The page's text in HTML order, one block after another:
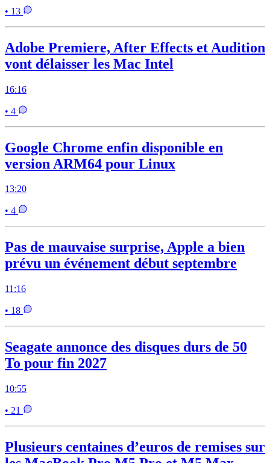
• 13
Adobe Premiere, After Effects et Audition
vont délaisser les Mac Intel
16:16
• 4
Google Chrome enfin disponible en
version ARM64 pour Linux
13:20
• 4
Pas de mauvaise surprise, Apple a bien
prévu un événement début septembre
11:16
• 18
Seagate annonce des disques durs de 50
To pour fin 2027
10:55
• 21
Plusieurs centaines d’euros de remises sur